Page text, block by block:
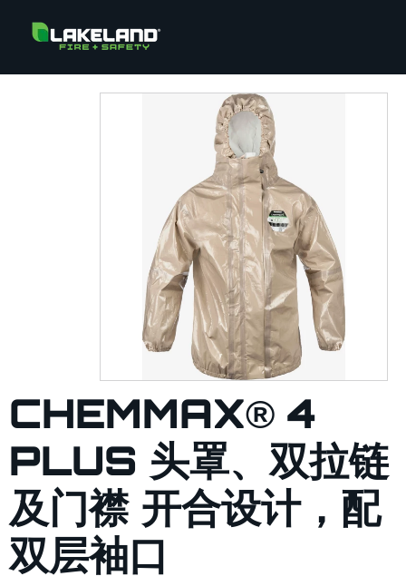
CHEMMAX® 4
PLUS 头罩、双拉链
及门襟 开合设计，配
双层袖口